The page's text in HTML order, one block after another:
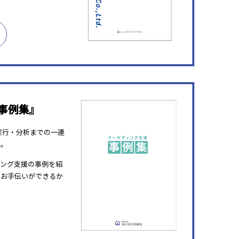
例集』
・分析までの一連
グ支援の事例を紹
手伝いができるか